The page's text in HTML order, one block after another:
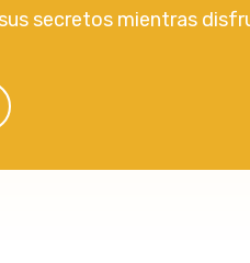
secretos mientras